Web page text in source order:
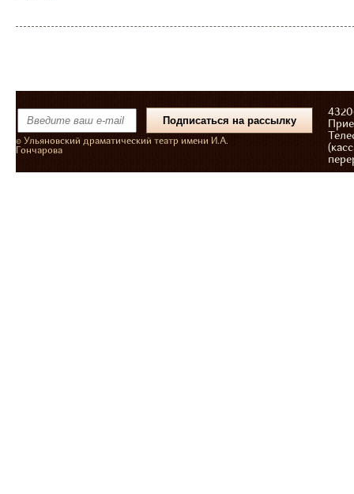
© Ульяновский драматический театр имени И.А.
Гончарова